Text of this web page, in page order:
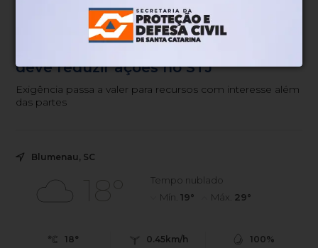
Há 2 dias
deve reduzir ações no STJ
Exigência passa a valer para recursos com interesse além
das partes
Blumenau, SC
18°
Tempo nublado
Mín. 19° Máx. 29°
18° 0.45km/h 100%